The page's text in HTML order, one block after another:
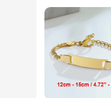
**Perfect for
Our customizable
that will be
ensure that they